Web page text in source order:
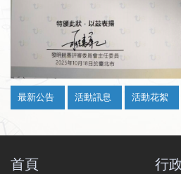
最新公告 活動訊息 活動花絮
首頁 行